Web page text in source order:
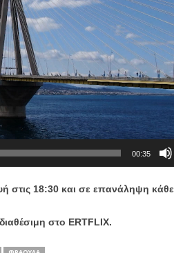
00:35
στις 18:30 και σε επανάληψη κάθε
στο ERTFLIX.